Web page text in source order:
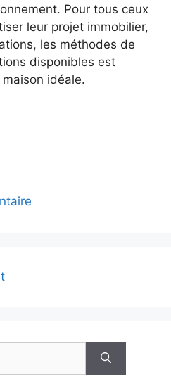
Pour tous ceux
leur projet immobilier,
les méthodes de
disponibles est
idéale.